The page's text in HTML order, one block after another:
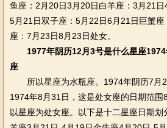
鱼座：2月20日3月20日白羊座：3月21
5月21日双子座：5月22日6月21日巨蟹
座：7月23日8月23日处女。
1977年阴历12月3号是什么星座
座
所以星座为水瓶座。1974年阴历7月
1974年8月31日，这是处女座的日期范
以星座为处女座。以下是十二星座日期划